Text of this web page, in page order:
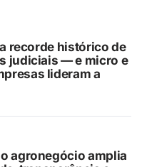
recorde histórico de
judiciais — e micro e
lideram a
agronegócio amplia